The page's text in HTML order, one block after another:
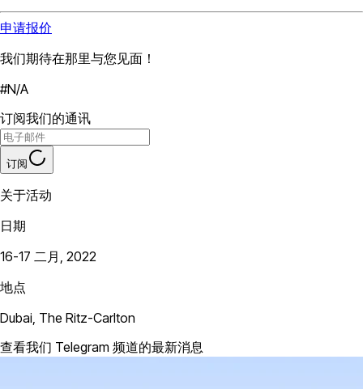
申请报价
我们期待在那里与您见面！
#N/A
订阅我们的通讯
订阅
关于活动
日期
16-17 二月, 2022
地点
Dubai, The Ritz-Carlton
查看我们 Telegram 频道的最新消息